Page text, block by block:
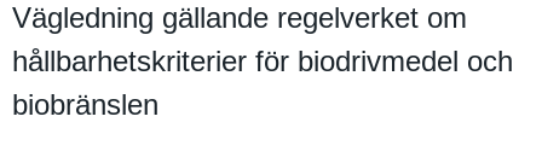
Vägledning gällande regelverket om
hållbarhetskriterier för biodrivmedel och
biobränslen